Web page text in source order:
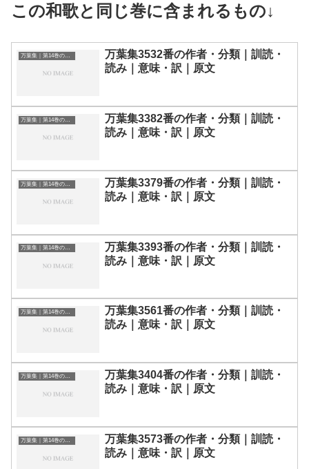
この和歌と同じ巻に含まれるもの↓
万葉集｜第14巻の和歌一覧
万葉集3532番の作者・分類｜訓読・
読み｜意味・訳｜原文
万葉集｜第14巻の和歌一覧
万葉集3382番の作者・分類｜訓読・
読み｜意味・訳｜原文
万葉集｜第14巻の和歌一覧
万葉集3379番の作者・分類｜訓読・
読み｜意味・訳｜原文
万葉集｜第14巻の和歌一覧
万葉集3393番の作者・分類｜訓読・
読み｜意味・訳｜原文
万葉集｜第14巻の和歌一覧
万葉集3561番の作者・分類｜訓読・
読み｜意味・訳｜原文
万葉集｜第14巻の和歌一覧
万葉集3404番の作者・分類｜訓読・
読み｜意味・訳｜原文
万葉集｜第14巻の和歌一覧
万葉集3573番の作者・分類｜訓読・
読み｜意味・訳｜原文